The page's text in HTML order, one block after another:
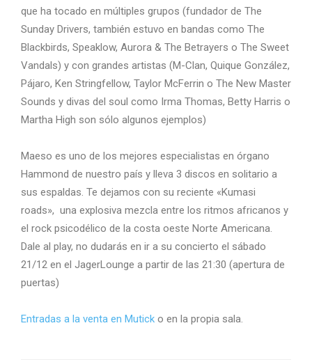
que ha tocado en múltiples grupos (fundador de The
Sunday Drivers, también estuvo en bandas como The
Blackbirds, Speaklow, Aurora & The Betrayers o The Sweet
Vandals) y con grandes artistas (M-Clan, Quique González,
Pájaro, Ken Stringfellow, Taylor McFerrin o The New Master
Sounds y divas del soul como Irma Thomas, Betty Harris o
Martha High son sólo algunos ejemplos)
Maeso es uno de los mejores especialistas en órgano
Hammond de nuestro país y lleva 3 discos en solitario a
sus espaldas. Te dejamos con su reciente «Kumasi
roads», una explosiva mezcla entre los ritmos africanos y
el rock psicodélico de la costa oeste Norte Americana.
Dale al play, no dudarás en ir a su concierto el sábado
21/12 en el JagerLounge a partir de las 21:30 (apertura de
puertas)
Entradas a la venta en Mutick o en la propia sala.